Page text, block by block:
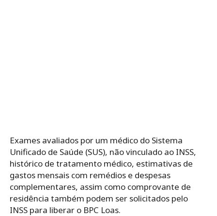
Exames avaliados por um médico do Sistema
Unificado de Saúde (SUS), não vinculado ao INSS,
histórico de tratamento médico, estimativas de
gastos mensais com remédios e despesas
complementares, assim como comprovante de
residência também podem ser solicitados pelo
INSS para liberar o BPC Loas.